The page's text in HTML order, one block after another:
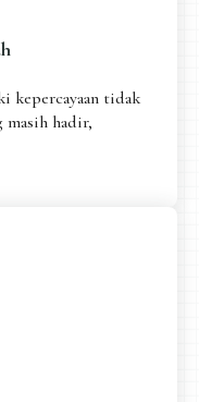
kepercayaan tidak
masih hadir,